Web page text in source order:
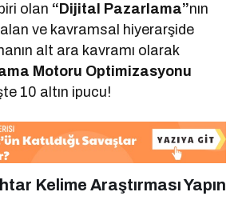
olan “Dijital Pazarlama”nın
ve kavramsal hiyerarşide
alt ara kavramı olarak
Motoru Optimizasyonu
10 altın ipucu!
Kelime Araştırması Yapın